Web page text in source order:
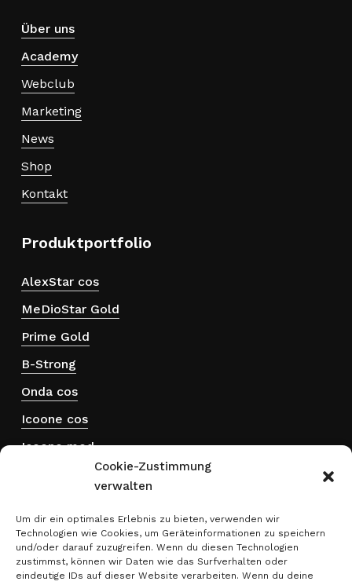
Cookie-Zustimmung
verwalten
Um dir ein optimales Erlebnis zu bieten, verwenden wir
Technologien wie Cookies, um Geräteinformationen zu speichern
und/oder darauf zuzugreifen. Wenn du diesen Technologien
zustimmst, können wir Daten wie das Surfverhalten oder
eindeutige IDs auf dieser Website verarbeiten. Wenn du deine
Über uns
Academy
Webclub
Marketing
News
Shop
Kontakt
Produktportfolio
AlexStar cos
MeDioStar Gold
Prime Gold
B-Strong
Onda cos
Icoone cos
Icoone med
Hydra touch H₂
Rechtliches